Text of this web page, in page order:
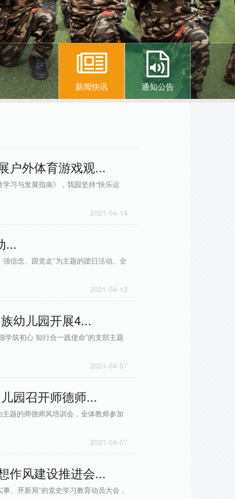
新闻快讯 通知公告
户外体育游戏观...
习与发展指南》，我园坚持“快乐运
2021-04-14
...
念、跟党走”为主题的团日活动。全
2021-04-12
幼儿园开展4...
筑初心 知行合一践使命”的支部主题
2021-04-07
园召开师德师...
题的师德师风培训会，全体教师参加
2021-04-07
作风建设推进会...
、开新局”的党史学习教育动员大会，